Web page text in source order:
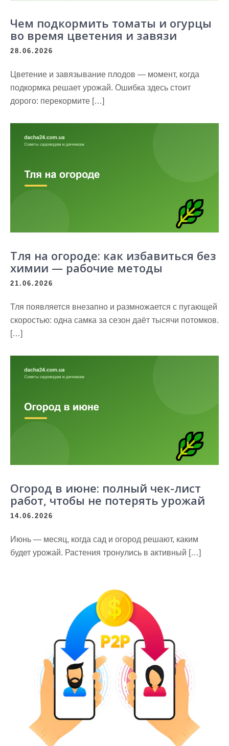
Чем подкормить томаты и огурцы
во время цветения и завязи
28.06.2026
Цветение и завязывание плодов — момент, когда
подкормка решает урожай. Ошибка здесь стоит
дорого: перекормите […]
Тля на огороде: как избавиться без
химии — рабочие методы
21.06.2026
Тля появляется внезапно и размножается с пугающей
скоростью: одна самка за сезон даёт тысячи потомков.
[…]
Огород в июне: полный чек-лист
работ, чтобы не потерять урожай
14.06.2026
Июнь — месяц, когда сад и огород решают, каким
будет урожай. Растения тронулись в активный […]